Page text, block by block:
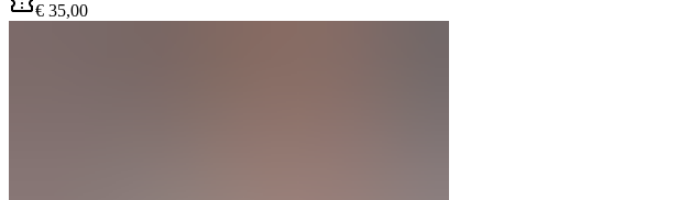
€ 35,00